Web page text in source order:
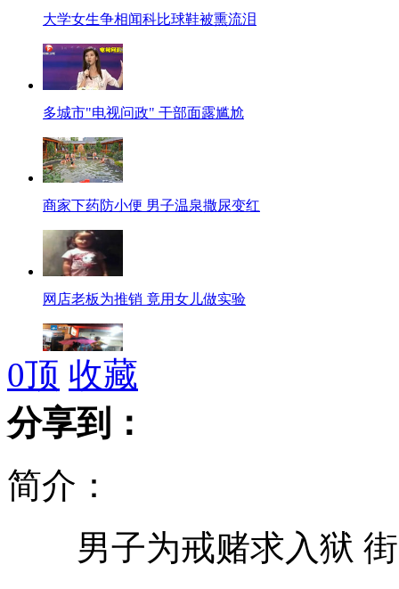
大学女生争相闻科比球鞋被熏流泪
多城市"电视问政" 干部面露尴尬
商家下药防小便 男子温泉撒尿变红
网店老板为推销 竟用女儿做实验
90后小伙雨夜救人不幸触电身亡
小三欲给情夫生子 带保险套上医院
0顶 收藏
分享到：
简介：
男子为戒赌求入狱 街